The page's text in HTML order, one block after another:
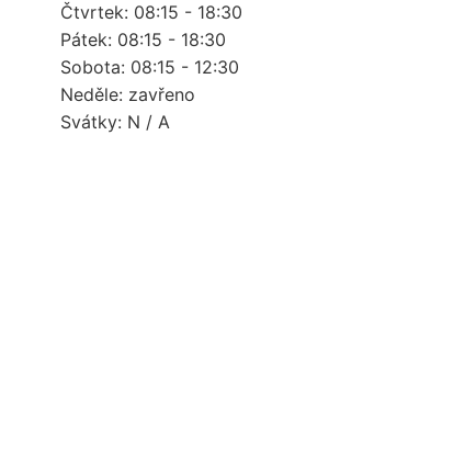
Čtvrtek: 08:15 - 18:30
Pátek: 08:15 - 18:30
Sobota: 08:15 - 12:30
Neděle: zavřeno
Svátky: N / A